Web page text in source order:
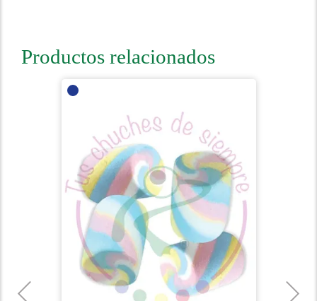
Productos relacionados